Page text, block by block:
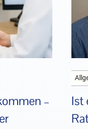
–
Ist